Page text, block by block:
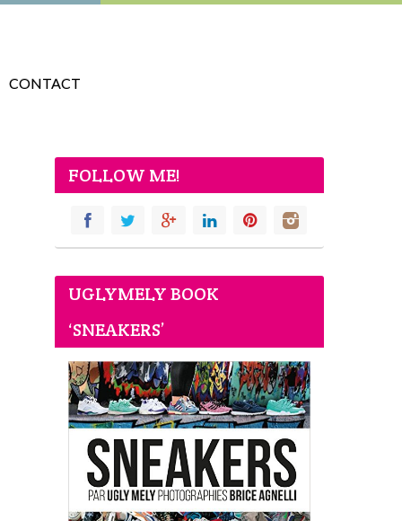
CONTACT
FOLLOW ME!
UGLYMELY BOOK
‘SNEAKERS’